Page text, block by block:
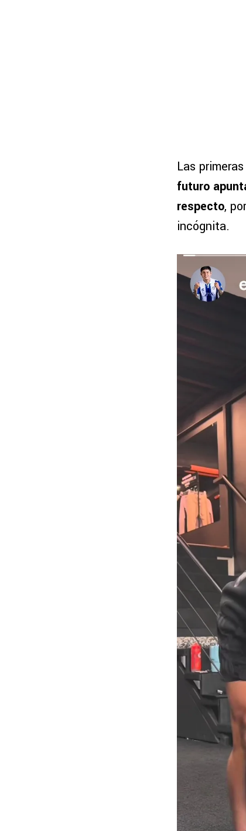
Las
futuro
respecto,
incógnita.